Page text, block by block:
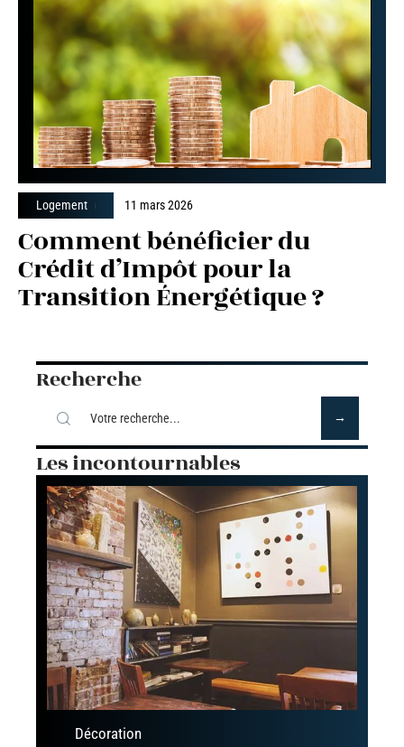
Logement 11 mars 2026
Comment bénéficier du
Crédit d’Impôt pour la
Transition Énergétique ?
Recherche
Les incontournables
Décoration